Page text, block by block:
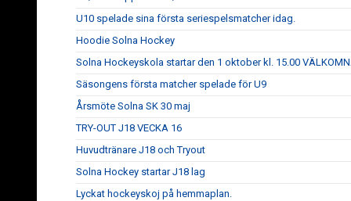
U10 spelade sina första seriespelsmatcher idag.
Hoodie Solna Hockey
Solna Hockeyskola startar den 1 oktober kl. 15.00
Säsongens första matcher spelade för U9
Årsmöte Solna SK 30 maj
TRY-OUT J18 VECKA 16
Huvudtränare J18 och Tryout
Solna Hockey startar J18 lag
Lyckat hockeyskoj på hemmaplan.